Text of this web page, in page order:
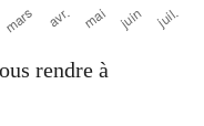
rendre à